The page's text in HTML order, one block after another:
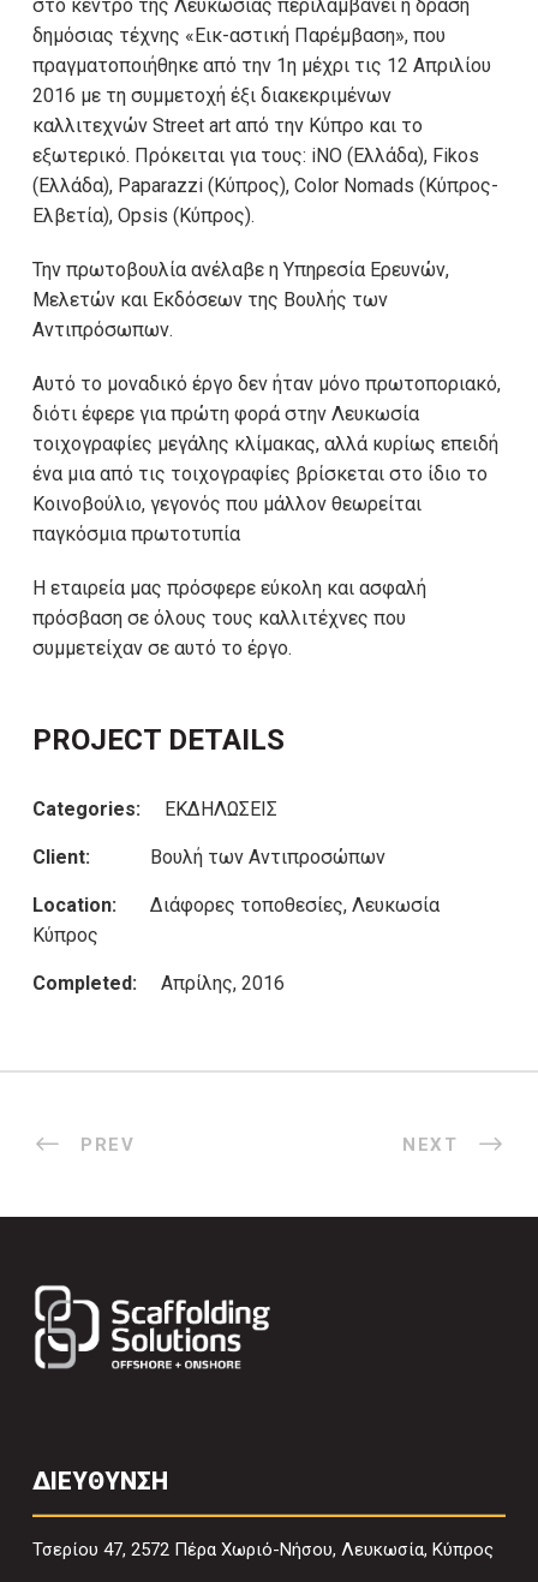
στο κέντρο της Λευκωσίας περιλαμβάνει η δράση
δημόσιας τέχνης «Εικ-αστική Παρέμβαση», που
πραγματοποιήθηκε από την 1η μέχρι τις 12 Απριλίου
2016 με τη συμμετοχή έξι διακεκριμένων
καλλιτεχνών Street art από την Κύπρο και το
εξωτερικό. Πρόκειται για τους: iΝΟ (Ελλάδα), Fikos
(Ελλάδα), Paparazzi (Κύπρος), Color Nomads (Κύπρος-
Ελβετία), Opsis (Κύπρος).
Την πρωτοβουλία ανέλαβε η Υπηρεσία Ερευνών,
Μελετών και Εκδόσεων της Βουλής των
Αντιπρόσωπων.
Αυτό το μοναδικό έργο δεν ήταν μόνο πρωτοποριακό,
διότι έφερε για πρώτη φορά στην Λευκωσία
τοιχογραφίες μεγάλης κλίμακας, αλλά κυρίως επειδή
ένα μια από τις τοιχογραφίες βρίσκεται στο ίδιο το
Κοινοβούλιο, γεγονός που μάλλον θεωρείται
παγκόσμια πρωτοτυπία
Η εταιρεία μας πρόσφερε εύκολη και ασφαλή
πρόσβαση σε όλους τους καλλιτέχνες που
συμμετείχαν σε αυτό το έργο.
PROJECT DETAILS
Categories: ΕΚΔΗΛΩΣΕΙΣ
Client: Βουλή των Αντιπροσώπων
Location:
Διάφορες τοποθεσίες, Λευκωσία
Κύπρος
Completed: Απρίλης, 2016
PREV NEXT
ΔΙΕΥΘΥΝΣΗ
Τσερίου 47, 2572 Πέρα Χωριό-Νήσου, Λευκωσία, Κύπρος